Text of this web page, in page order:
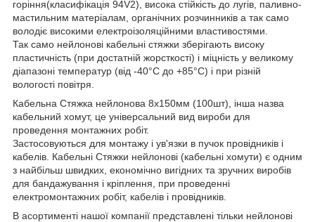
горіння(класифікація 94V2), висока стійкість до лугів, паливно-
мастильним матеріалам, органічних розчинників а так само
володіє високими електроізоляційними властивостями.
Так само нейлонові кабельні стяжки зберігають високу
пластичність (при достатній жорсткості) і міцність у великому
діапазоні температур (від -40°C до +85°C) і при різній
вологості повітря.
Кабельна Стяжка нейлонова 8х150мм (100шт), інша назва
кабельний хомут, це універсальний вид вироби для
проведення монтажних робіт.
Застосовуються для монтажу і ув'язки в пучок провідників і
кабелів. Кабельні Стяжки нейлонові (кабельні хомути) є одним
з найбільш швидких, економічно вигідних та зручних виробів
для бандажування і кріплення, при проведенні
електромонтажних робіт, кабелів і провідників.
В асортименті нашої компанії представлені тільки нейлонові